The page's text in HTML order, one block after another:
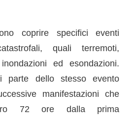
coprire specifici eventi
quali terremoti,
ed esondazioni.
parte dello stesso evento
manifestazioni che
72 ore dalla prima